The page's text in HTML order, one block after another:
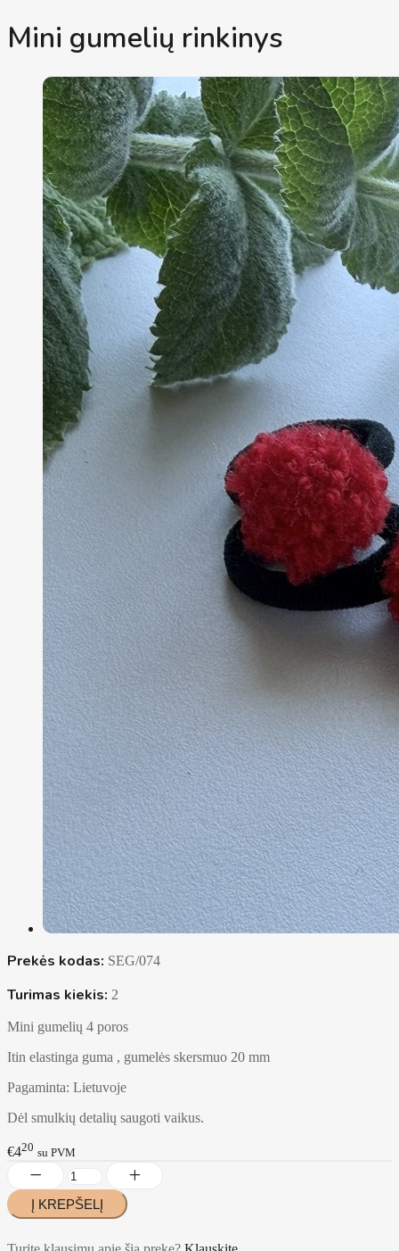
Mini gumelių rinkinys
Prekės kodas: SEG/074
Turimas kiekis: 2
Mini gumelių 4 poros
Itin elastinga guma , gumelės skersmuo 20 mm
Pagaminta: Lietuvoje
Dėl smulkių detalių saugoti vaikus.
€420 su PVM